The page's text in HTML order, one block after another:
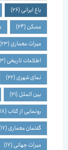
باغ ایرانی(26)
مسکن(24)
میراث معماری(23)
اطلاعات تاریخی(23)
نمای شهری(22)
بین الملل(21)
رونمایی از کتاب(18)
گفتمان معماری(17)
میراث جهانی(17)